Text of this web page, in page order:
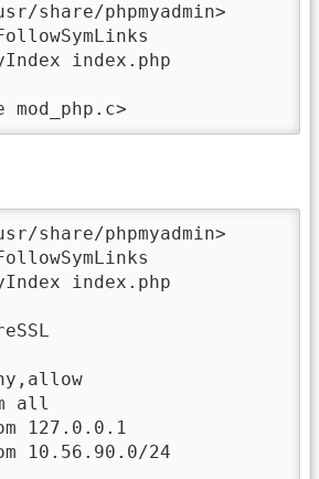
share/phpmyadmin>
index.php
share/phpmyadmin>
index.php
all
127.0.0.1
10.56.90.0/24